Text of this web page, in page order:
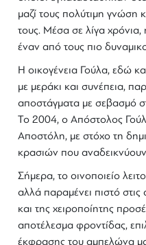
μαζί τους πολύτιμη γνώση
τους. Μέσα σε λίγα
έναν από τους πιο
Η οικογένεια Γούλα, εδώ
με μεράκι και συνέπεια,
αποστάγματα με σεβασμό
Το 2004, ο Απόστολος
Αποστόλη, με στόχο τη
κρασιών που
Σήμερα, το οινοποιείο
αλλά παραμένει πιστό στις
και της χειροποίητης
αποτέλεσμα φροντίδας,
έκφρασης του αμπελώνα